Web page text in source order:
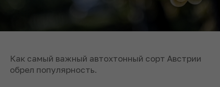
Как самый важный автохтонный сорт Австрии
обрел популярность.